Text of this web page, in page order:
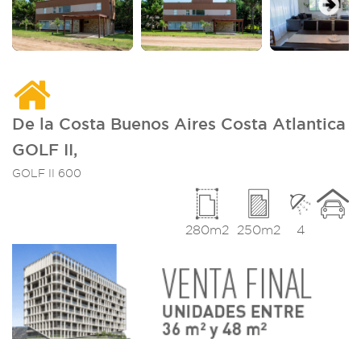
Next
De la Costa Buenos Aires Costa Atlantica
GOLF II,
GOLF II 600
4
250m2
280m2